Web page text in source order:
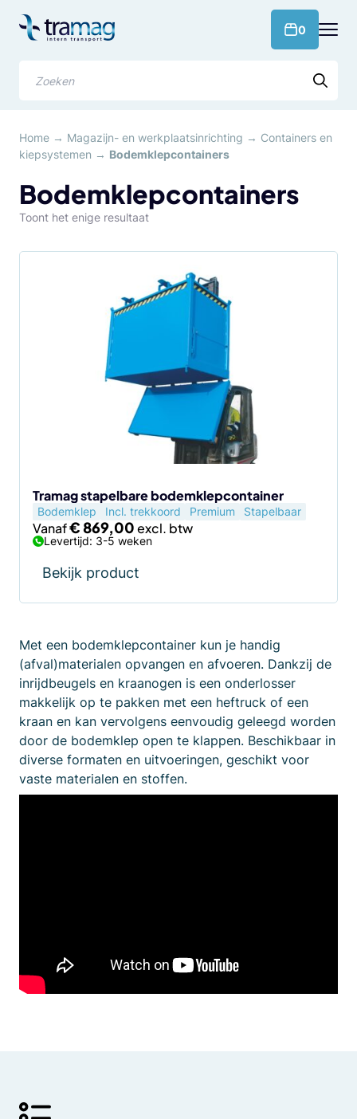
naar
0
Home → Magazijn- en werkplaatsinrichting → Containers en
kiepsystemen → Bodemklepcontainers
Bodemklepcontainers
Toont het enige resultaat
Tramag stapelbare bodemklepcontainer
Bodemklep Incl. trekkoord Premium Stapelbaar
Vanaf€869,00
Levertijd: 3-5 weken
Bekijk product
de
productpagina
Met een bodemklepcontainer kun je handig
(afval)materialen opvangen en afvoeren. Dankzij de
inrijdbeugels en kraanogen is een onderlosser
makkelijk op te pakken met een heftruck of een
kraan en kan vervolgens eenvoudig geleegd worden
door de bodemklep open te klappen. Beschikbaar in
diverse formaten en uitvoeringen, geschikt voor
vaste materialen en stoffen.